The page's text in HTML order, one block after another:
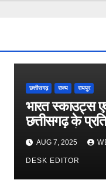
छत्तीसगढ़ राज्य रायपुर
भारत स्काउट्स
छत्तीसगढ़ के
मुख्यमंत्री से की
AUG 7, 2025
DESK EDITOR